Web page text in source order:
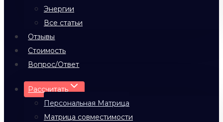
Энергии
Все статьи
Отзывы
Стоимость
Вопрос/Ответ
Рассчитать
Персональная Матрица
Матрица совместимости